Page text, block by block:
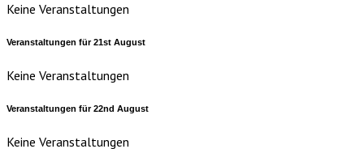
Keine Veranstaltungen
Veranstaltungen für21st August
Keine Veranstaltungen
Veranstaltungen für22nd August
Keine Veranstaltungen